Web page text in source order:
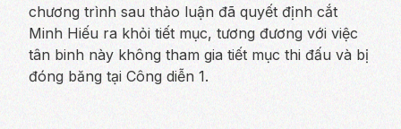
chương trình sau thảo luận đã quyết định cắt
Minh Hiếu ra khỏi tiết mục, tương đương với việc
tân binh này không tham gia tiết mục thi đấu và bị
đóng băng tại Công diễn 1.